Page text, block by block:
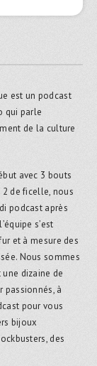
est un podcast
qui parle
de la culture
avec 3 bouts
de ficelle, nous
podcast après
s’est
et à mesure des
Nous sommes
dizaine de
passionnés, à
pour vous
bijoux
des